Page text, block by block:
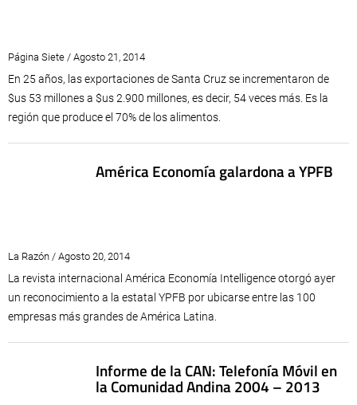
Página Siete / Agosto 21, 2014
En 25 años, las exportaciones de Santa Cruz se incrementaron de
$us 53 millones a $us 2.900 millones, es decir, 54 veces más. Es la
región que produce el 70% de los alimentos.
América Economía galardona a YPFB
La Razón / Agosto 20, 2014
La revista internacional América Economía Intelligence otorgó ayer
un reconocimiento a la estatal YPFB por ubicarse entre las 100
empresas más grandes de América Latina.
Informe de la CAN: Telefonía Móvil en
la Comunidad Andina 2004 – 2013